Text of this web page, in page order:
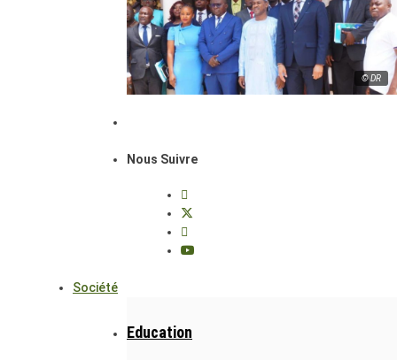
© DR
Nous Suivre
Société
Education